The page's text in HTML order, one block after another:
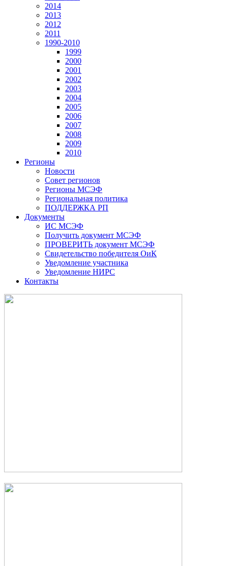
2014
2013
2012
2011
1990-2010
1999
2000
2001
2002
2003
2004
2005
2006
2007
2008
2009
2010
Регионы
Новости
Совет регионов
Регионы МСЭФ
Региональная политика
ПОДДЕРЖКА РП
Документы
ИС МСЭФ
Получить документ МСЭФ
ПРОВЕРИТЬ документ МСЭФ
Свидетельство победителя ОиК
Уведомление участника
Уведомление НИРС
Контакты